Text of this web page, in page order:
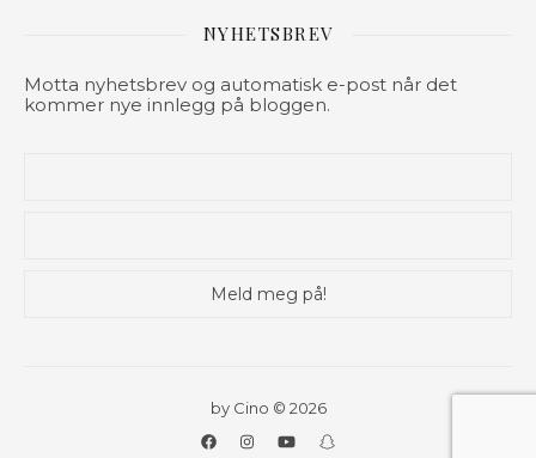
NYHETSBREV
Motta nyhetsbrev og automatisk e-post når det
kommer nye innlegg på bloggen.
by Cino © 2026